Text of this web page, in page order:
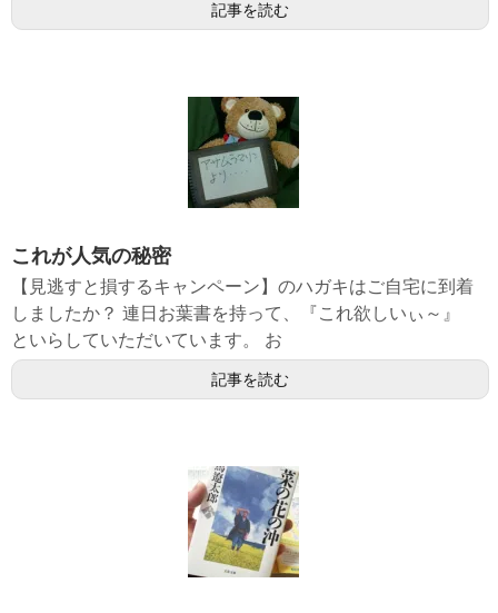
記事を読む
これが人気の秘密
【見逃すと損するキャンペーン】のハガキはご自宅に到着
しましたか？ 連日お葉書を持って、『これ欲しいぃ～』
といらしていただいています。 お
記事を読む